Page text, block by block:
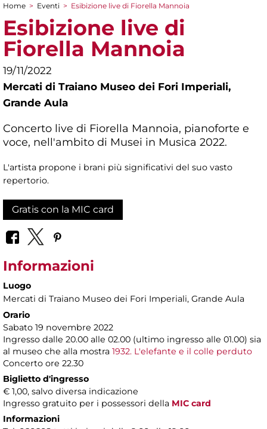
Tu sei qui
Home > Eventi > Esibizione live di Fiorella Mannoia
Esibizione live di
Fiorella Mannoia
19/11/2022
Mercati di Traiano Museo dei Fori Imperiali,
Grande Aula
Concerto live di Fiorella Mannoia, pianoforte e
voce, nell'ambito di Musei in Musica 2022.
L'artista propone i brani più significativi del suo vasto
repertorio.
Gratis con la MIC card
Informazioni
Luogo
Mercati di Traiano Museo dei Fori Imperiali, Grande Aula
Orario
Sabato 19 novembre 2022
Ingresso dalle 20.00 alle 02.00 (ultimo ingresso alle 01.00) sia
al museo che alla mostra 1932. L'elefante e il colle perduto
Concerto ore 22.30
Biglietto d'ingresso
€ 1,00, salvo diversa indicazione
Ingresso gratuito per i possessori della MIC card
Informazioni